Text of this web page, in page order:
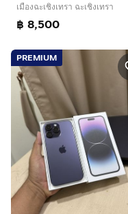
เมืองฉะเชิงเทรา ฉะเชิงเทรา
฿ 8,500
PREMIUM